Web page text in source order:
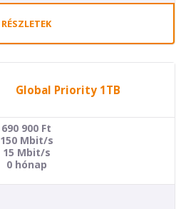
RÉSZLETEK
Global Priority 1TB
690 900 Ft
150 Mbit/s
15 Mbit/s
0 hónap